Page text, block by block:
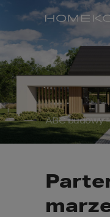
ABC budowy